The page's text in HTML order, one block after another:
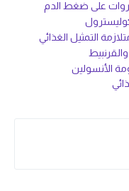
على ضغط الدم
التمثيل الغذائي
الأنسولين